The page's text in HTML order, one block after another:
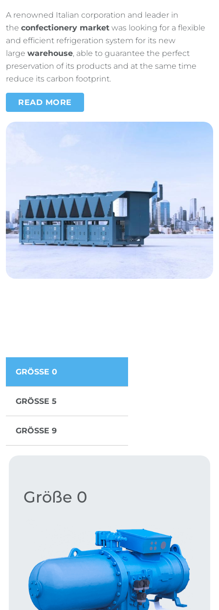
A renowned Italian corporation and leader in
the confectionery market was looking for a flexible
and efficient refrigeration system for its new
large warehouse, able to guarantee the perfect
preservation of its products and at the same time
reduce its carbon footprint.
READ MORE
GRÖSSE 0
GRÖSSE 5
GRÖSSE 9
Größe 0